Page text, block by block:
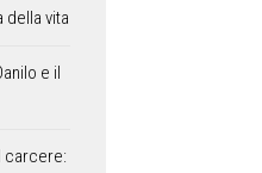
della vita
e il
carcere: